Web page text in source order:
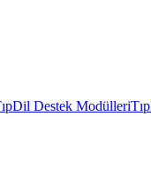
Destek Modülleri